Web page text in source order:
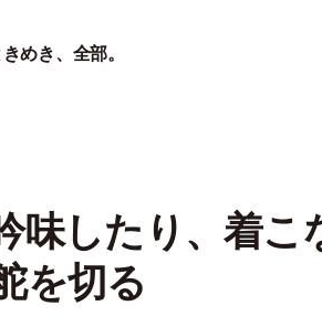
めき、全部。
味したり、着こ
を切る